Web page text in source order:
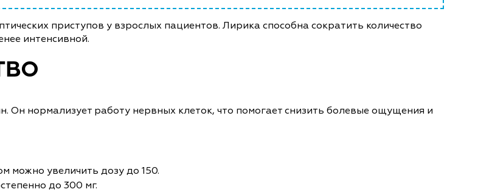
приступов у взрослых пациентов. Лирика способна сократить количество
интенсивной.
нормализует работу нервных клеток, что помогает снизить болевые ощущения и
можно увеличить дозу до 150.
до 300 мг.